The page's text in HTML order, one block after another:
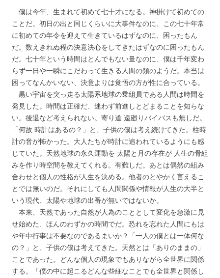
僕は今年、生まれて初めて七十才になる。神掛けて初めての
ことだ。初日の出と同じくらいに大事件なのに、この七十年常
に初めての年令を迎えて生きているはずなのに、困ったもん
だ。数えきれぬ程の決意決心をしてきたはずなのに困ったもん
だ。七十年という時間はとんでもない量なのに、僕は千年変わ
らず一日や一瞬にこだわって生きる人間の類のようだ。本当は
困ってなんかいない、決意よりは覚悟の方が性に合っている。
黒い宇宙を突っ走る太陽系地球の乗組員である人間は時間を
発見した。時間は正確だ、迷わず前進しとどまることを知らな
い。後退など考えられない。寄り道 遠廻りバイパスも無しだ。
「何故 時計はあるの？」と、子供の僕は考え続けてきた。柱時
計の音が怖かった。大人たちが時計に追われているようにも感
じていた。天然地球の永久運動を 太陽と月の存在が 人生の骨組
みを作り時空間を教えてくれる。有難しだ。あとは偶然の組み
合わせと個人の性格が人生を決める。他者のとやかく言えるこ
とでは無いのだ。それにしても人間関係や情報が人生の大半と
いう現代、太陽や地球の出番が無いではないか。
本来、天然であった自然が人為のこととして変化を急激に見
せ始めた、ほんのわずかの時間でだ。恐れを忘れた人間にもは
や年中行事は不要なのであるまいか？「一人の僕とは一体何な
の？」と、子供の僕は考えてきた。天然とは「ありのままの」
ことであった。どんな個人の現象でもありながら全世界に関係
する。「僕の中に起こるどんな些細なことでも全世界と関係し